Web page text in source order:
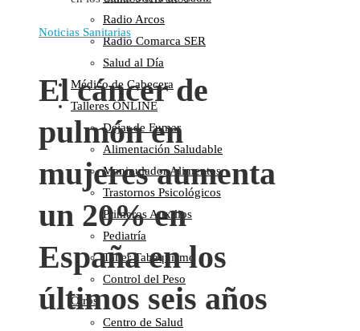
Radio Guadalete
COPE Pontevedra
Salud en Radio Ubrique
Salud en Verano
Plataforma
Manifiestos
Comunicados
En nuestra Web
Colaboraciones
Cartas al Director
Medios de Comunicación
Otros
Vídeos
Audio
Cara Oscura Sanidad
Radio Arcos
Radio Comarca SER
Salud al Día
Médico de Cabecera
Talleres ONLINE
Dejar de Fumar
Alimentación Saludable
Manipulador Alimentos
Trastornos Psicológicos
Primeros Auxilios
Pediatría
Taller Tabaquismo
Control del Peso
Otros
Centro de Salud
Noticias Sanitarias
El cáncer de
pulmón en
mujeres aumenta
un 20% en
España en los
últimos seis años